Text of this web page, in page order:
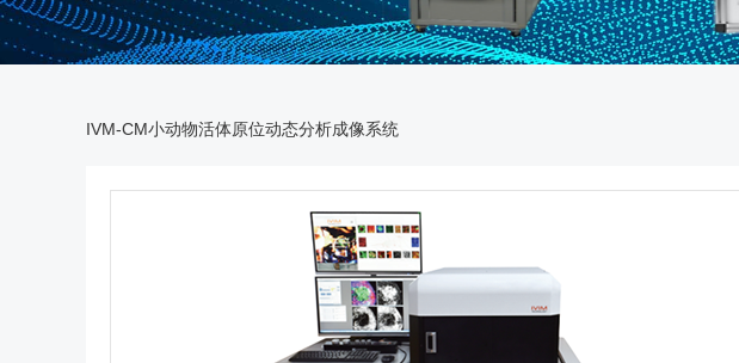
IVM-CM小动物活体原位动态分析成像系统